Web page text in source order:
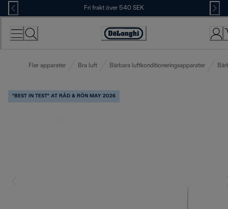
Skip
to
Content
Fri frakt över 540 SEK
Accessibility
Fler apparater Bra luft Bärbara luftkonditioneringsapparater
"BEST IN TEST" AT RÅD & RÖN MAY 2026